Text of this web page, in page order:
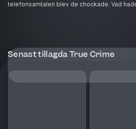
telefonsamtalen blev de chockade. Vad
okonventionella arbetsmetoder. Allt talar
hjälp av Max, ägnat sig åt olaglig
till slut på nästan alla punkter. Max tvingas
fängelse. Trots rättegångarna har flera
Senast tillagda True Crime